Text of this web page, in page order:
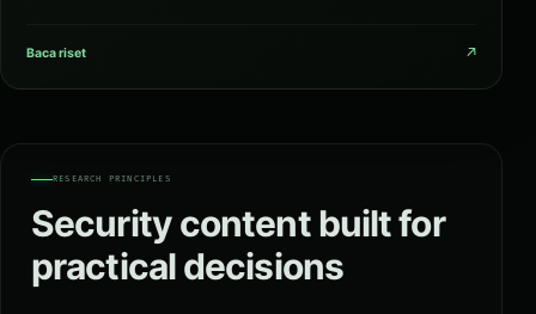
Baca riset ↗
RESEARCH PRINCIPLES
Security content built for
practical decisions